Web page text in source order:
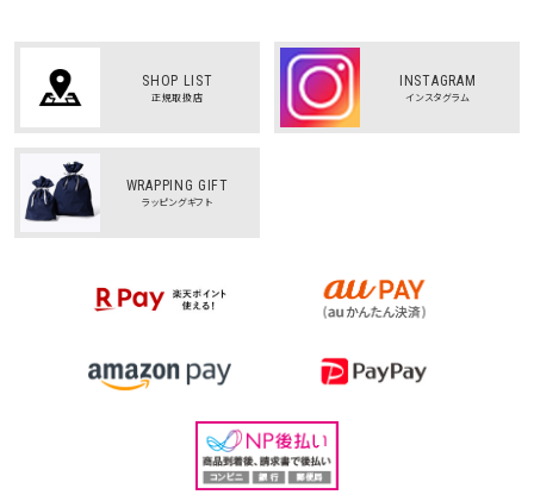
SHOP LIST
正規取扱店
INSTAGRAM
インスタグラム
WRAPPING GIFT
ラッピングギフト